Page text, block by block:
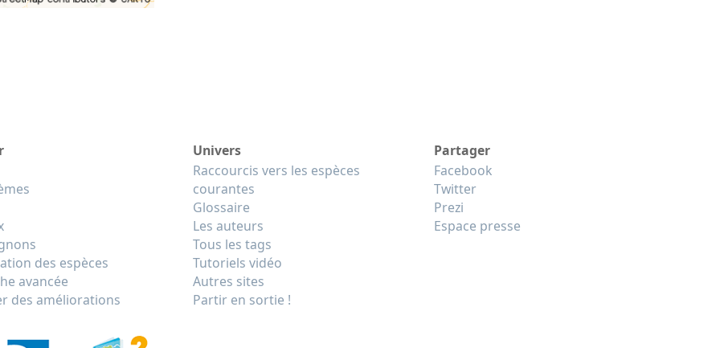
des espèces
avancée
des améliorations
Univers
Raccourcis vers les espèces
courantes
Glossaire
Les auteurs
Tous les tags
Tutoriels vidéo
Autres sites
Partir en sortie !
Partager
Facebook
Twitter
Prezi
Espace presse